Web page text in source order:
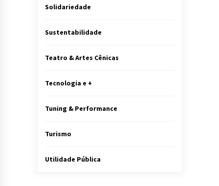
Solidariedade
Sustentabilidade
Teatro & Artes Cênicas
Tecnologia e +
Tuning & Performance
Turismo
Utilidade Pública